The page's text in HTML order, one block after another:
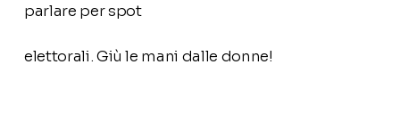
parlare per spot
elettorali. Giù le mani dalle donne!